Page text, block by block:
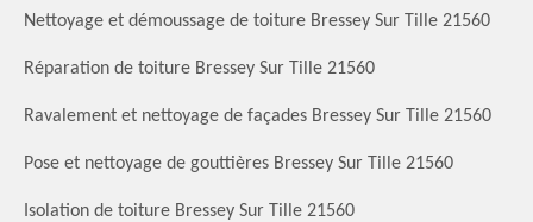
Nettoyage et démoussage de toiture Bressey Sur Tille 21560
Réparation de toiture Bressey Sur Tille 21560
Ravalement et nettoyage de façades Bressey Sur Tille 21560
Pose et nettoyage de gouttières Bressey Sur Tille 21560
Isolation de toiture Bressey Sur Tille 21560